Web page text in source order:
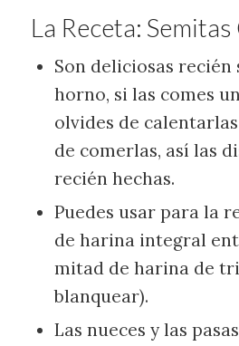
La Receta:
Son deliciosas recién
horno, si las comes
olvides de
de comerlas, así las
recién hechas.
Puedes usar para la
de harina integral
mitad de harina de
blanquear).
Las nueces y las